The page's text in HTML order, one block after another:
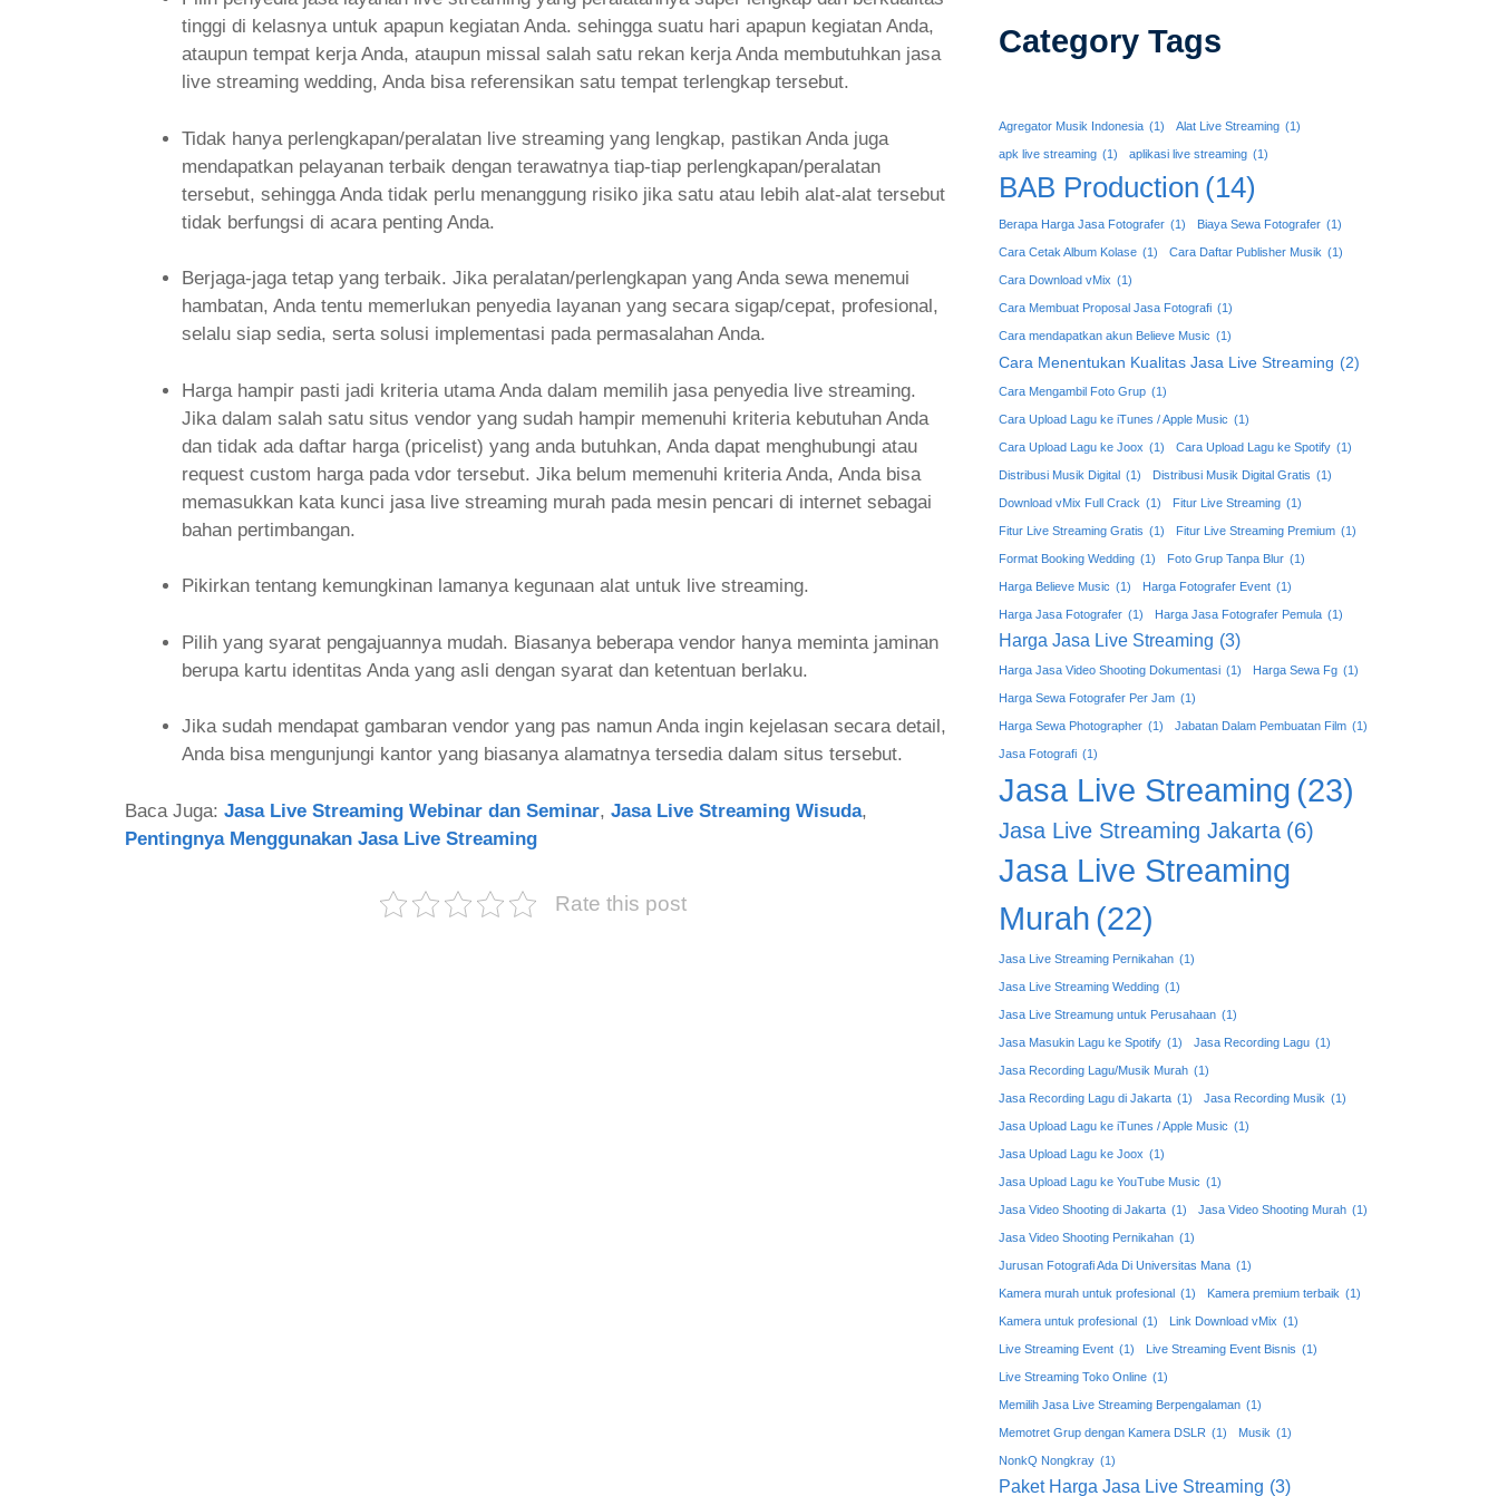
tinggi di kelasnya untuk apapun kegiatan Anda. sehingga suatu hari apapun kegiatan Anda,
ataupun tempat kerja Anda, ataupun missal salah satu rekan kerja Anda membutuhkan jasa
live streaming wedding, Anda bisa referensikan satu tempat terlengkap tersebut.
Tidak hanya perlengkapan/peralatan live streaming yang lengkap, pastikan Anda juga
mendapatkan pelayanan terbaik dengan terawatnya tiap-tiap perlengkapan/peralatan
tersebut, sehingga Anda tidak perlu menanggung risiko jika satu atau lebih alat-alat tersebut
tidak berfungsi di acara penting Anda.
Berjaga-jaga tetap yang terbaik. Jika peralatan/perlengkapan yang Anda sewa menemui
hambatan, Anda tentu memerlukan penyedia layanan yang secara sigap/cepat, profesional,
selalu siap sedia, serta solusi implementasi pada permasalahan Anda.
Harga hampir pasti jadi kriteria utama Anda dalam memilih jasa penyedia live streaming.
Jika dalam salah satu situs vendor yang sudah hampir memenuhi kriteria kebutuhan Anda
dan tidak ada daftar harga (pricelist) yang anda butuhkan, Anda dapat menghubungi atau
request custom harga pada vdor tersebut. Jika belum memenuhi kriteria Anda, Anda bisa
memasukkan kata kunci jasa live streaming murah pada mesin pencari di internet sebagai
bahan pertimbangan.
Pikirkan tentang kemungkinan lamanya kegunaan alat untuk live streaming.
Pilih yang syarat pengajuannya mudah. Biasanya beberapa vendor hanya meminta jaminan
berupa kartu identitas Anda yang asli dengan syarat dan ketentuan berlaku.
Jika sudah mendapat gambaran vendor yang pas namun Anda ingin kejelasan secara detail,
Anda bisa mengunjungi kantor yang biasanya alamatnya tersedia dalam situs tersebut.
Baca Juga: Jasa Live Streaming Webinar dan Seminar, Jasa Live Streaming Wisuda,
Pentingnya Menggunakan Jasa Live Streaming
Rate this post
Category Tags
Agregator Musik Indonesia (1) Alat Live Streaming (1)
apk live streaming (1) aplikasi live streaming (1)
BAB Production (14)
Berapa Harga Jasa Fotografer (1) Biaya Sewa Fotografer (1)
Cara Cetak Album Kolase (1) Cara Daftar Publisher Musik (1)
Cara Download vMix (1)
Cara Membuat Proposal Jasa Fotografi (1)
Cara mendapatkan akun Believe Music (1)
Cara Menentukan Kualitas Jasa Live Streaming (2)
Cara Mengambil Foto Grup (1)
Cara Upload Lagu ke iTunes / Apple Music (1)
Cara Upload Lagu ke Joox (1) Cara Upload Lagu ke Spotify (1)
Distribusi Musik Digital (1) Distribusi Musik Digital Gratis (1)
Download vMix Full Crack (1) Fitur Live Streaming (1)
Fitur Live Streaming Gratis (1) Fitur Live Streaming Premium (1)
Format Booking Wedding (1) Foto Grup Tanpa Blur (1)
Harga Believe Music (1) Harga Fotografer Event (1)
Harga Jasa Fotografer (1) Harga Jasa Fotografer Pemula (1)
Harga Jasa Live Streaming (3)
Harga Jasa Video Shooting Dokumentasi (1) Harga Sewa Fg (1)
Harga Sewa Fotografer Per Jam (1)
Harga Sewa Photographer (1) Jabatan Dalam Pembuatan Film (1)
Jasa Fotografi (1)
Jasa Live Streaming (23)
Jasa Live Streaming Jakarta (6)
Jasa Live Streaming
Murah (22)
Jasa Live Streaming Pernikahan (1)
Jasa Live Streaming Wedding (1)
Jasa Live Streamung untuk Perusahaan (1)
Jasa Masukin Lagu ke Spotify (1) Jasa Recording Lagu (1)
Jasa Recording Lagu/Musik Murah (1)
Jasa Recording Lagu di Jakarta (1) Jasa Recording Musik (1)
Jasa Upload Lagu ke iTunes / Apple Music (1)
Jasa Upload Lagu ke Joox (1)
Jasa Upload Lagu ke YouTube Music (1)
Jasa Video Shooting di Jakarta (1) Jasa Video Shooting Murah (1)
Jasa Video Shooting Pernikahan (1)
Jurusan Fotografi Ada Di Universitas Mana (1)
Kamera murah untuk profesional (1) Kamera premium terbaik (1)
Kamera untuk profesional (1) Link Download vMix (1)
Live Streaming Event (1) Live Streaming Event Bisnis (1)
Live Streaming Toko Online (1)
Memilih Jasa Live Streaming Berpengalaman (1)
Memotret Grup dengan Kamera DSLR (1) Musik (1)
NonkQ Nongkray (1)
Paket Harga Jasa Live Streaming (3)